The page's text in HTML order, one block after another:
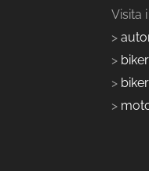
Visita
>
>
>
>